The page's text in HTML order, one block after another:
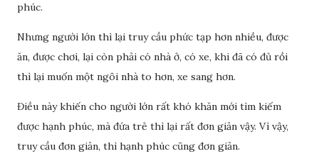
phúc.
Nhưng người lớn thì lại truy cầu phức tạp hơn nhiều, được
ăn, được chơi, lại còn phải có nhà ở, có xe, khi đã có đủ rồi
thì lại muốn một ngôi nhà to hơn, xe sang hơn.
Điều này khiến cho người lớn rất khó khăn mới tìm kiếm
được hạnh phúc, mà đứa trẻ thì lại rất đơn giản vậy. Vì vậy,
truy cầu đơn giản, thì hạnh phúc cũng đơn giản.